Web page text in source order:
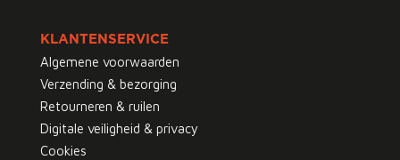
KLANTENSERVICE
Algemene voorwaarden
Verzending & bezorging
Retourneren & ruilen
Digitale veiligheid & privacy
Cookies